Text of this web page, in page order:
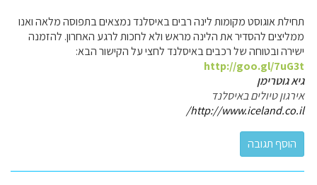
תחילת אוגוסט מקומות לינה רבים באיסלנד נמצאים בתפוסה מלאה ואנו
ממליצים להסדיר את הלינה מראש ולא לחכות לרגע האחרון. להזמנה
ישירה ובטוחה של רכבים באיסלנד לחצי על הקישור הבא:
http://goo.gl/7uG3t
גיא גוטרימן
אירגון טיולים באיסלנד
http://www.iceland.co.il/